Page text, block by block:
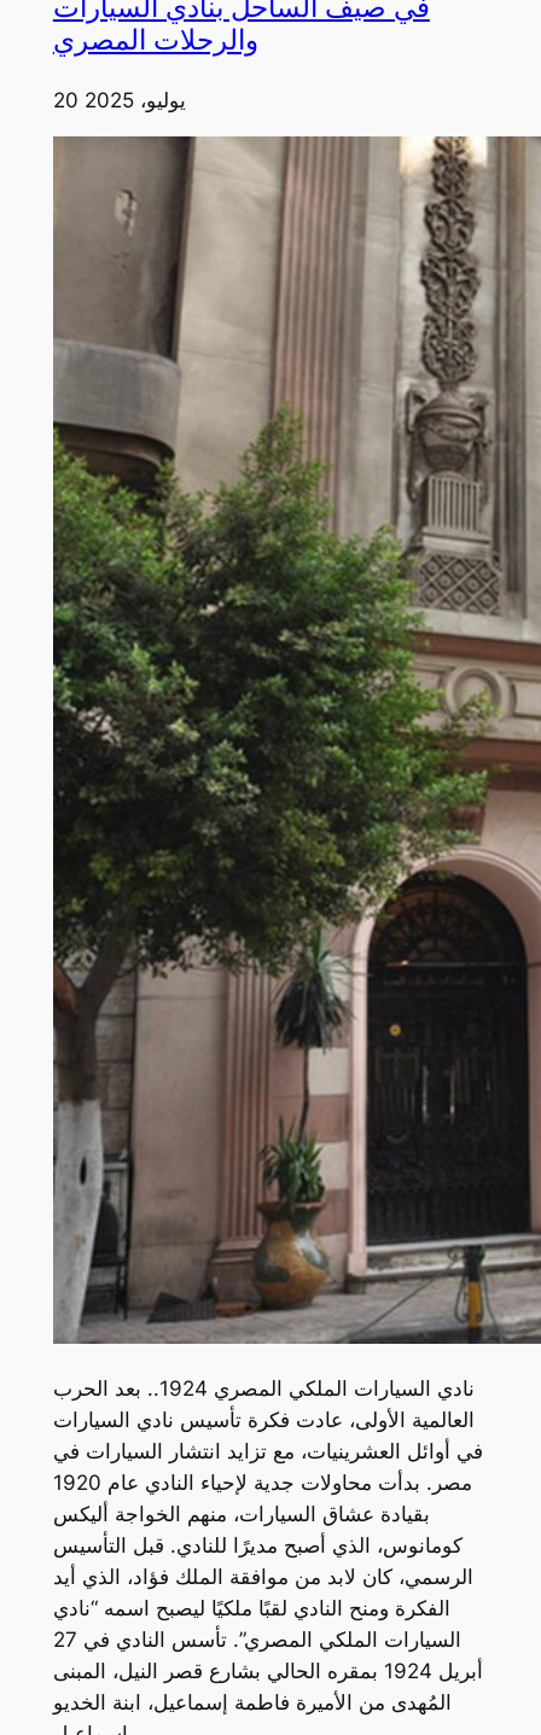
في صيف الساحل بنادي السيارات
والرحلات المصري
20 يوليو، 2025
نادي السيارات الملكي المصري 1924.. بعد الحرب
العالمية الأولى، عادت فكرة تأسيس نادي السيارات
في أوائل العشرينيات، مع تزايد انتشار السيارات في
مصر. بدأت محاولات جدية لإحياء النادي عام 1920
بقيادة عشاق السيارات، منهم الخواجة أليكس
كومانوس، الذي أصبح مديرًا للنادي. قبل التأسيس
الرسمي، كان لابد من موافقة الملك فؤاد، الذي أيد
الفكرة ومنح النادي لقبًا ملكيًا ليصبح اسمه “نادي
السيارات الملكي المصري”. تأسس النادي في 27
أبريل 1924 بمقره الحالي بشارع قصر النيل، المبنى
المُهدى من الأميرة فاطمة إسماعيل، ابنة الخديو